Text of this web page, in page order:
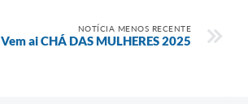
NOTÍCIA MENOS RECENTE
Vem ai CHÁ DAS MULHERES 2025